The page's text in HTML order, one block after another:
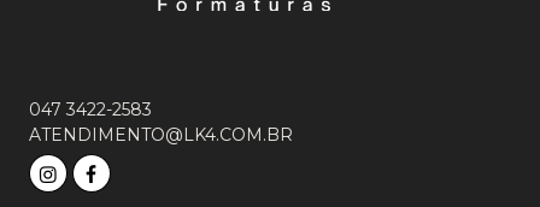
047 3422-2583
ATENDIMENTO@LK4.COM.BR